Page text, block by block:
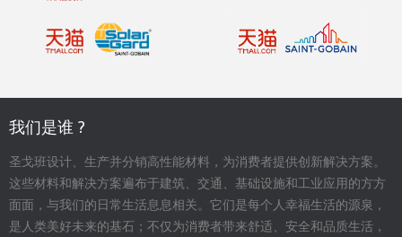
我们是谁 ?
圣戈班设计、生产并分销高性能材料，为消费者提供创新解决方案。
这些材料和解决方案遍布于建筑、交通、基础设施和工业应用的方方
面面，与我们的日常生活息息相关。它们是每个人幸福生活的源泉，
是人类美好未来的基石；不仅为消费者带来舒适、安全和品质生活，